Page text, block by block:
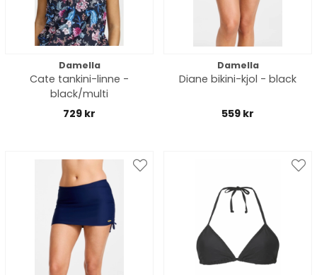
Damella
Cate tankini-linne -
black/multi
729 kr
Damella
Diane bikini-kjol - black
559 kr